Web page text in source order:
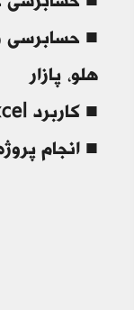
■ حسابرسی
هلو، پازار
■ کاربرد Excel در حسابرسی
■ انجام